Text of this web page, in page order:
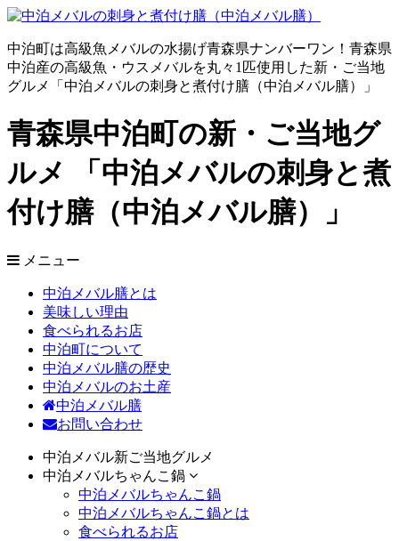
中泊町は高級魚メバルの水揚げ青森県ナンバーワン！青森県
中泊産の高級魚・ウスメバルを丸々1匹使用した新・ご当地
グルメ「中泊メバルの刺身と煮付け膳（中泊メバル膳）」
青森県中泊町の新・ご当地グ
ルメ 「中泊メバルの刺身と煮
付け膳（中泊メバル膳）」
メニュー
中泊メバル膳とは
美味しい理由
食べられるお店
中泊町について
中泊メバル膳の歴史
中泊メバルのお土産
中泊メバル膳
お問い合わせ
中泊メバル新ご当地グルメ
中泊メバルちゃんこ鍋
中泊メバルちゃんこ鍋
中泊メバルちゃんこ鍋とは
食べられるお店